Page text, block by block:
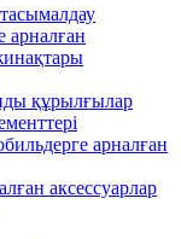
арналған
құрылғылар
арналған
аксессуарлар